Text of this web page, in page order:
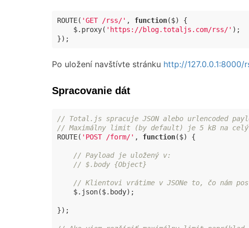
ROUTE( 'GET /rss/' , function($) {
    $.proxy(
'https://blog.totaljs.com/rss/' );
});
Po uložení navštívte stránku http://127.0.0.1:8000/
Spracovanie dát
// Total.js spracuje JSON alebo urlencoded
// Maximálny limit (by default) je 5 kB na celý
ROUTE( 'POST /form/' , function($) {
// Payload je uložený v:
// $.body {Object}
// Klientovi vrátime v JSONe to, čo nám
    $.json($.body);
});